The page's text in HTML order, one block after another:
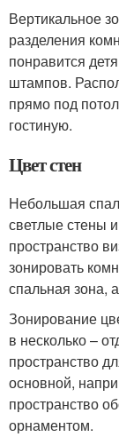
Вертикальное
разделения
понравится
штампов.
прямо под
гостиную.
Цвет стен
Небольшая
светлые стены
пространство
зонировать
спальная зона,
Зонирование
в несколько –
пространство
основной,
пространство
орнаментом.